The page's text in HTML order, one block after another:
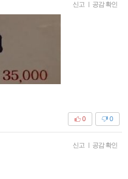
신고 | 공감 확인
0
0
신고 | 공감 확인